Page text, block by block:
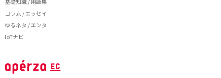
基礎知識 / 用語集
コラム / エッセイ
ゆるネタ / エンタ
IoTナビ